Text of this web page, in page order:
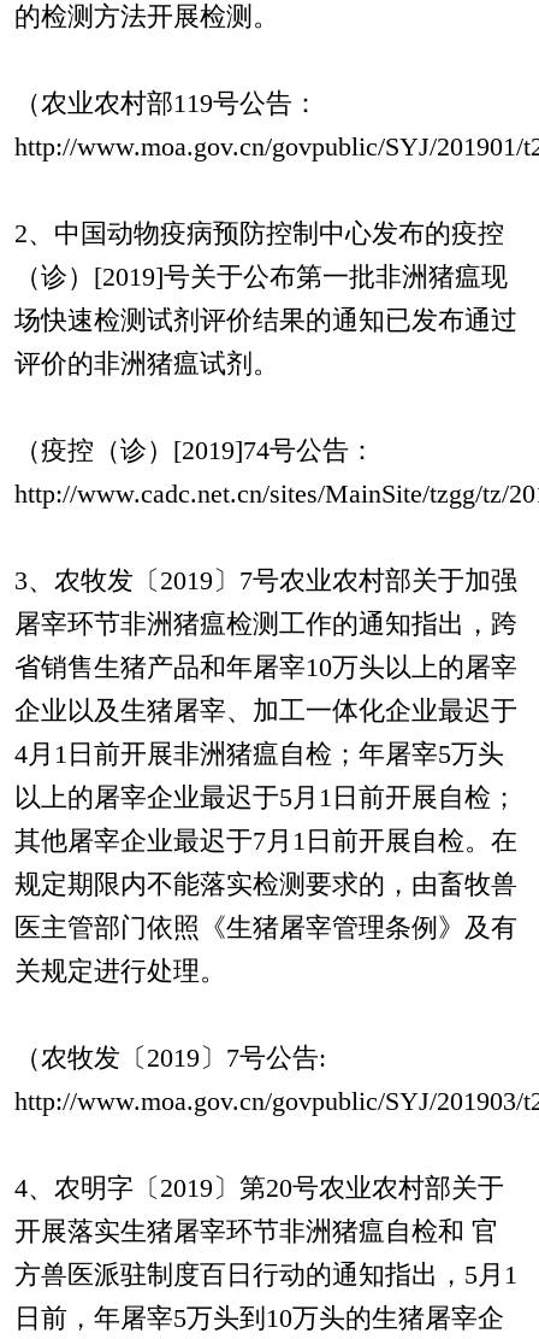
的检测方法开展检测。
（农业农村部119号公告：
http://www.moa.gov.cn/govpublic/SYJ/201901/
2、中国动物疫病预防控制中心发布的疫控
（诊）[2019]号关于公布第一批非洲猪瘟现
场快速检测试剂评价结果的通知已发布通过
评价的非洲猪瘟试剂。
（疫控（诊）[2019]74号公告：
http://www.cadc.net.cn/sites/MainSite/tzgg/tz/
3、农牧发〔2019〕7号农业农村部关于加强
屠宰环节非洲猪瘟检测工作的通知指出，跨
省销售生猪产品和年屠宰10万头以上的屠宰
企业以及生猪屠宰、加工一体化企业最迟于
4月1日前开展非洲猪瘟自检；年屠宰5万头
以上的屠宰企业最迟于5月1日前开展自检；
其他屠宰企业最迟于7月1日前开展自检。在
规定期限内不能落实检测要求的，由畜牧兽
医主管部门依照《生猪屠宰管理条例》及有
关规定进行处理。
（农牧发〔2019〕7号公告:
http://www.moa.gov.cn/govpublic/SYJ/201903/
4、农明字〔2019〕第20号农业农村部关于
开展落实生猪屠宰环节非洲猪瘟自检和 官
方兽医派驻制度百日行动的通知指出，5月1
日前，年屠宰5万头到10万头的生猪屠宰企